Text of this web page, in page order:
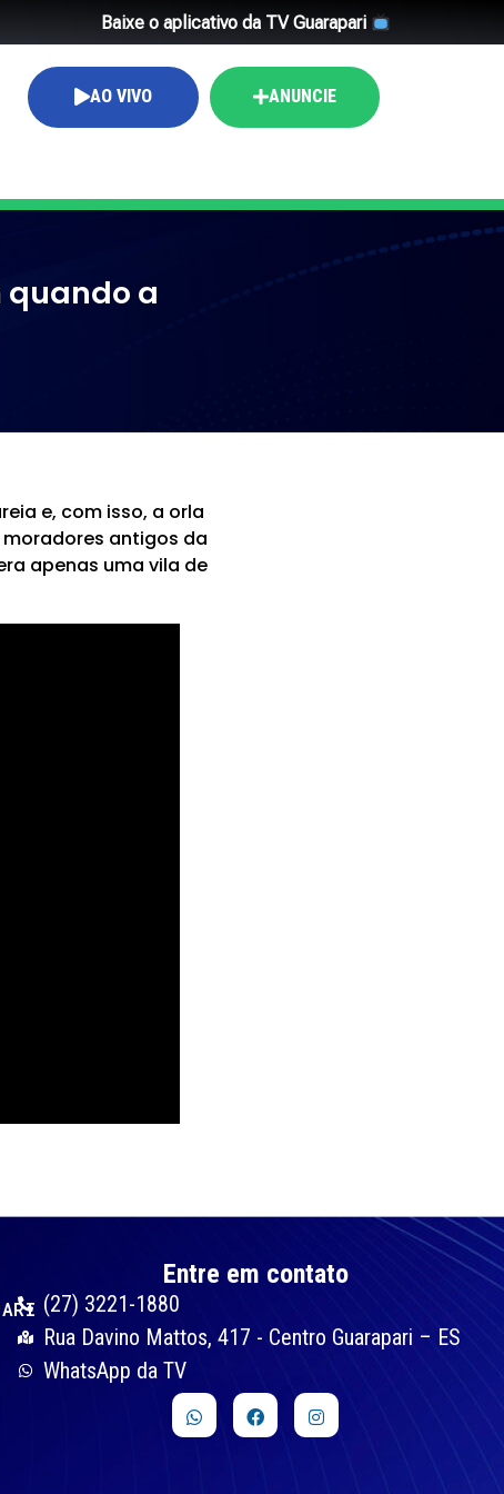
Baixe o aplicativo da TV Guarapari
AO VIVO ANUNCIE
a
e, com isso, a orla
antigos da
apenas uma vila de
Entre em contato
(27) 3221-1880
Rua Davino Mattos, 417 - Centro Guarapari – ES
WhatsApp da TV